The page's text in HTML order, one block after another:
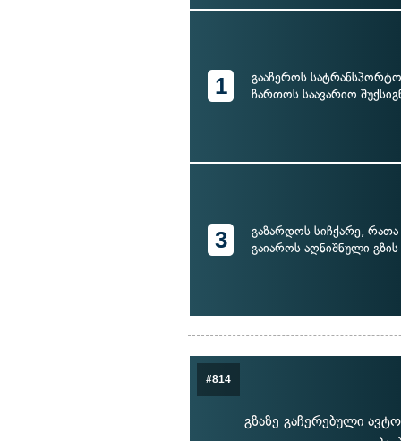
1
გააჩეროს
ჩართოს საავარიო
3
გაზარდოს სიჩქარე,
გაიაროს აღნიშნული
#814
გზაზე გაჩერებული